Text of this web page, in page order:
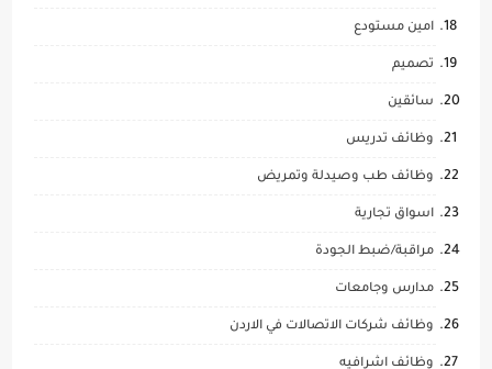
امين مستودع
تصميم
سائقين
وظائف تدريس
وظائف طب وصيدلة وتمريض
اسواق تجارية
مراقبة/ضبط الجودة
مدارس وجامعات
وظائف شركات الاتصالات في الاردن
وظائف اشرافيه